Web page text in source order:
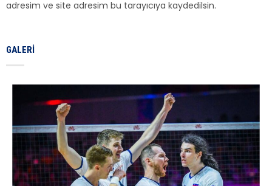
adresim ve site adresim bu tarayıcıya kaydedilsin.
GALERI